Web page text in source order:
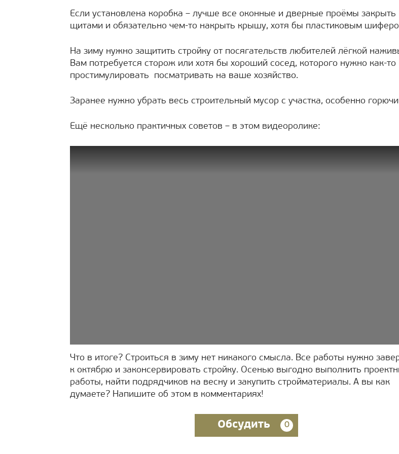
Если установлена коробка – лучше все оконные и дверные проёмы закрыть
щитами и обязательно чем-то накрыть крышу, хотя бы пластиковым
На зиму нужно защитить стройку от посягательств любителей лёгкой
Вам потребуется сторож или хотя бы хороший сосед, которого нужно как-то
простимулировать посматривать на ваше хозяйство.
Заранее нужно убрать весь строительный мусор с участка, особенно
Ещё несколько практичных советов – в этом видеоролике:
Что в итоге? Строиться в зиму нет никакого смысла. Все работы нужно
к октябрю и законсервировать стройку. Осенью выгодно выполнить
работы, найти подрядчиков на весну и закупить стройматериалы. А вы как
думаете? Напишите об этом в комментариях!
Обсудить 0